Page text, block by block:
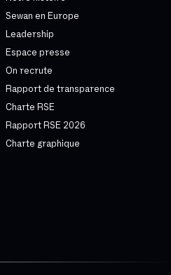
Sewan en Europe
Leadership
Espace presse
On recrute
Rapport de transparence
Charte RSE
Rapport RSE 2026
Charte graphique